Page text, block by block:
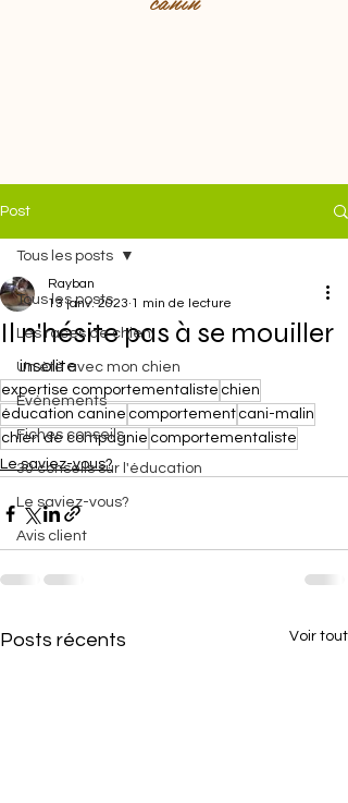
Post
Tous les posts
Les races de chien
Un été avec mon chien
Evénements
Fiches conseils
30 conseils sur l'éducation
Le saviez-vous?
Avis client
Tous les posts
Il n'hésite pas à se mouiller
Rayban
13 janv. 2023 1 min de lecture
insolite
expertise comportementaliste chien
éducation canine comportement cani-malin
chien de compagnie comportementaliste
Le saviez-vous?
Posts récents Voir tout